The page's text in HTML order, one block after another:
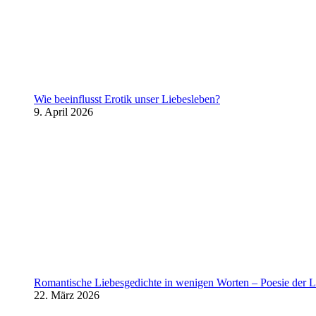
Wie beeinflusst Erotik unser Liebesleben?
9. April 2026
Romantische Liebesgedichte in wenigen Worten – Poesie der
22. März 2026